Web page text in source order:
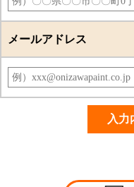
メールアドレス